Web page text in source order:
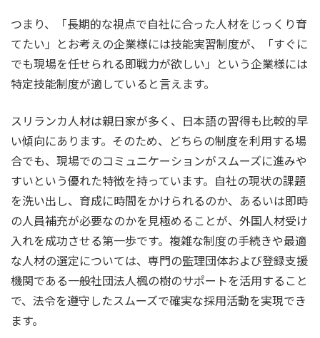
つまり、「長期的な視点で自社に合った人材をじっくり育
てたい」とお考えの企業様には技能実習制度が、「すぐに
でも現場を任せられる即戦力が欲しい」という企業様には
特定技能制度が適していると言えます。
スリランカ人材は親日家が多く、日本語の習得も比較的早
い傾向にあります。そのため、どちらの制度を利用する場
合でも、現場でのコミュニケーションがスムーズに進みや
すいという優れた特徴を持っています。自社の現状の課題
を洗い出し、育成に時間をかけられるのか、あるいは即時
の人員補充が必要なのかを見極めることが、外国人材受け
入れを成功させる第一歩です。複雑な制度の手続きや最適
な人材の選定については、専門の監理団体および登録支援
機関である一般社団法人楓の樹のサポートを活用すること
で、法令を遵守したスムーズで確実な採用活動を実現でき
ます。